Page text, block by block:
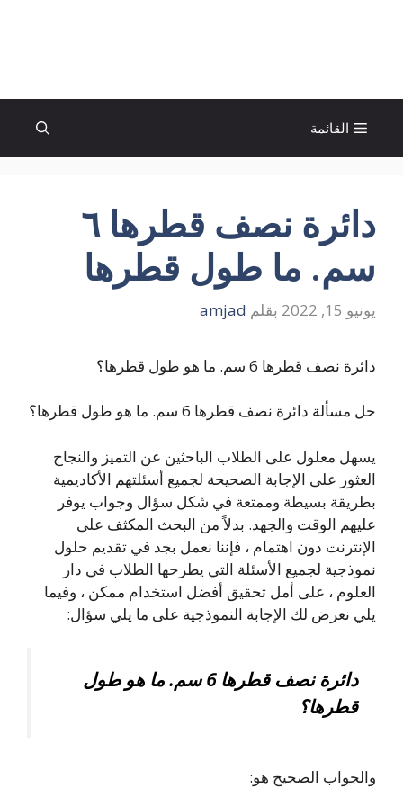
القائمة
دائرة نصف قطرها ٦
سم. ما طول قطرها
يونيو 15, 2022 بقلم amjad
دائرة نصف قطرها 6 سم. ما هو طول قطرها؟
حل مسألة دائرة نصف قطرها 6 سم. ما هو طول قطرها؟
يسهل معلول على الطلاب الباحثين عن التميز والنجاح
العثور على الإجابة الصحيحة لجميع أسئلتهم الأكاديمية
بطريقة بسيطة وممتعة في شكل سؤال وجواب يوفر
عليهم الوقت والجهد. بدلاً من البحث المكثف على
الإنترنت دون اهتمام ، فإننا نعمل بجد في تقديم حلول
نموذجية لجميع الأسئلة التي يطرحها الطلاب في دار
العلوم ، على أمل تحقيق أفضل استخدام ممكن ، وفيما
يلي نعرض لك الإجابة النموذجية على ما يلي سؤال:
دائرة نصف قطرها 6 سم. ما هو طول
قطرها؟
والجواب الصحيح هو: